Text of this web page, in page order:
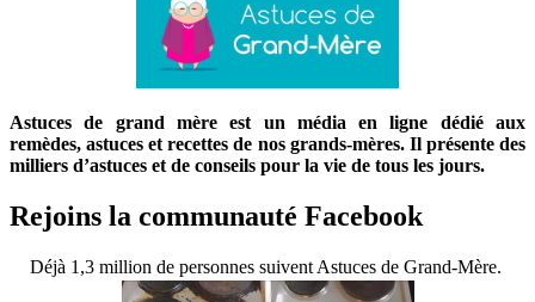
Astuces de grand mère est un média en ligne dédié aux
remèdes, astuces et recettes de nos grands-mères. Il présente des
milliers d’astuces et de conseils pour la vie de tous les jours.
Rejoins la communauté Facebook
Déjà 1,3 million de personnes suivent Astuces de Grand-Mère.